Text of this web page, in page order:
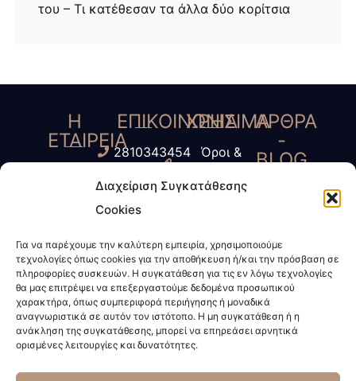
Διαχείριση Συγκατάθεσης
Cookies
Για να παρέχουμε την καλύτερη εμπειρία, χρησιμοποιούμε
τεχνολογίες όπως cookies για την αποθήκευση ή/και την πρόσβαση σε
πληροφορίες συσκευών. Η συγκατάθεση για τις εν λόγω τεχνολογίες
θα μας επιτρέψει να επεξεργαστούμε δεδομένα προσωπικού
χαρακτήρα, όπως συμπεριφορά περιήγησης ή μοναδικά
αναγνωριστικά σε αυτόν τον ιστότοπο. Η μη συγκατάθεση ή η
ανάκληση της συγκατάθεσης, μπορεί να επηρεάσει αρνητικά
ορισμένες λειτουργίες και δυνατότητες.
του – Τι κατέθεσαν τα άλλα δύο κορίτσια
Η
ΕΤΑΙΡΕΙΑ
Κοκοσάλης
Παπαδάκη
&
Συνεργάτες
Διακεκριμένη
Δικηγορική
ΕΠΙΚΟΙΝΩΝΙΑ
2810343454
www.kokosalis.gr
ΧΡΗΣΙΜΑ
Όροι &
Πολιτική
Cookies
ΑΡΘΡΑ
-
BLOG
Νέα -
Επικαιρότητα